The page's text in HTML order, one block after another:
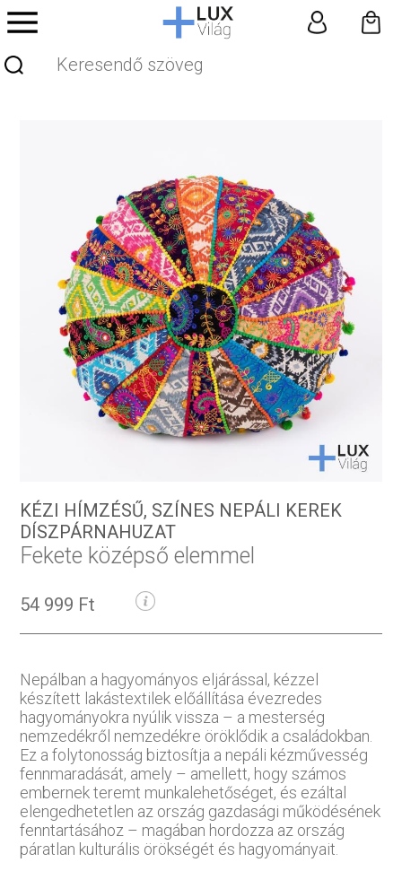
KÉZI HÍMZÉSŰ, SZÍNES NEPÁLI KEREK
DÍSZPÁRNAHUZAT
Fekete középső elemmel
54 999 Ft
Nepálban a hagyományos eljárással, kézzel
készített lakástextilek előállítása évezredes
hagyományokra nyúlik vissza – a mesterség
nemzedékről nemzedékre öröklődik a családokban.
Ez a folytonosság biztosítja a nepáli kézművesség
fennmaradását, amely – amellett, hogy számos
embernek teremt munkalehetőséget, és ezáltal
elengedhetetlen az ország gazdasági működésének
fenntartásához – magában hordozza az ország
páratlan kulturális örökségét és hagyományait.